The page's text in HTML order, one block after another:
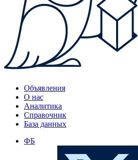
Объявления
О нас
Аналитика
Справочник
База данных
ФБ